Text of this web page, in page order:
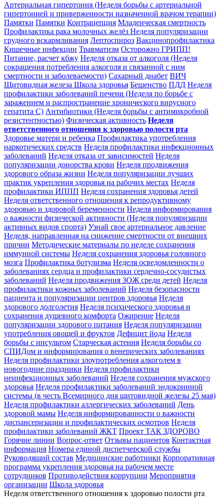
Артериальная гипертония (Неделя борьбы с артериальной
гипертонией и приверженности назначенной врачом терапии)
Памятки Памятки Контрацепция Младенческая смертность
Профилактика рака молочных желёз Неделя популяризации
грудного вскармливания Лептоспироз Вакцинопрофилактика
Кишечные инфекции Травматизм Осторожно ГРИПП!
Питание, расчет кбжу Неделя отказа от алкоголя (Неделя
сокращения потребления алкоголя и связанной с ним
смертности и заболеваемости) Сахарный диабет ВИЧ
Щитовидная железа Школа здоровья Бешенство ПДД Неделя
профилактики заболеваний печени (Неделя по борьбе с
заражением и распространение хронического вирусного
гепатита С) Антибиотики (Неделя борьбы с антимикробной
резистентностью) Физическая активность Неделя
ответственного отношения к здоровью полости рта
Здоровье матери и ребенка Профилактика употребления
наркотических средств Неделя профилактики инфекционных
заболеваний Неделя отказа от зависимостей Неделя
популяризации донорства крови Неделя продвижения
здорового образа жизни Неделя популяризации лучших
практик укрепления здоровья на рабочих местах Неделя
профилактики ИППП Неделя сохранения здоровья детей
Неделя ответственного отношения к репродуктивному
здоровью и здоровой беременности Неделя информирования
о важности физической активности (Неделя популяризации
активных видов спорта) Узнай свое артериальное давление
Неделя, направленная на снижение смертности от внешних
причин Методические материалы по неделе сохранения
иммунной системы Неделя сохранения здоровья головного
мозга Профилактика ботулизма Неделя осведомленности о
заболеваниях сердца и профилактики сердечно-сосудистых
заболеваний Неделя продвижения ЗОЖ среди детей Неделя
профилактики кожных заболеваний Неделя безопасности
пациента и популяризации центров здоровья Неделя
здорового долголетия Неделя психического здоровья и
сохранения душевного комфорта Ожирение Неделя
популяризации здорового питания Неделя популяризации
употребления овощей и фруктов Дефицит йода Неделя
борьбы с инсультом Старческая астения Неделя борьбы со
СПИДом и информирования о венерических заболеваниях
Неделя профилактики злоупотребления алкоголем в
новогодние праздники Неделя профилактики
неинфекционных заболеваний Неделя сохранения мужского
здоровья Неделя профилактики заболеваний эндокринной
системы (в честь Всемирного дня щитовидной железы 25 мая)
Неделя профилактики аллергических заболеваний День
здоровой мамы Неделя информированности о важности
диспансеризации и профилактических осмотров Неделя
профилактики заболеваний ЖКТ Проект ТАК ЗДОРОВО
Горячие линии Вопрос-ответ Отзывы пациентов Контактная
информация Номера единой диспетчерской службы
Руководящий состав Медицинские работники Корпоративная
программа укрепления здоровья на рабочем месте
сотрудников Противодействия коррупции Мероприятия
организации Школа здоровья
Неделя ответственного отношения к здоровью полости рта